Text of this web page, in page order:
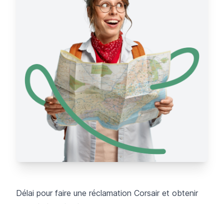
Délai pour faire une réclamation Corsair et obtenir